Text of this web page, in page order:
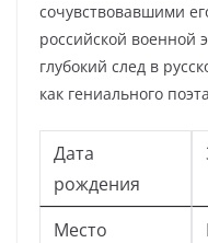
сочувствовавшими
российской военной
глубокий след в
как гениального
Дата
рождения
Место